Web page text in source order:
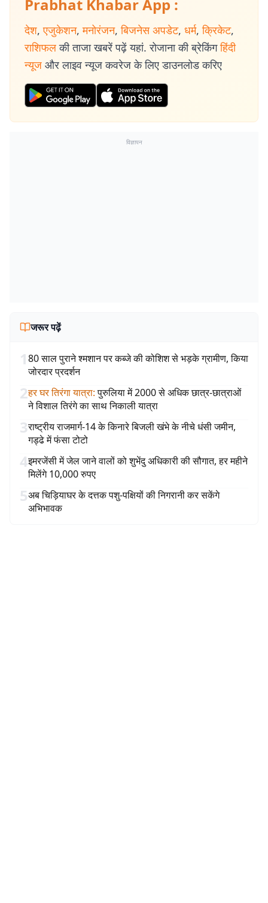
Prabhat Khabar App :
देश, एजुकेशन, मनोरंजन, बिजनेस अपडेट, धर्म, क्रिकेट,
राशिफल की ताजा खबरें पढ़ें यहां. रोजाना की ब्रेकिंग हिंदी
न्यूज और लाइव न्यूज कवरेज के लिए डाउनलोड करिए
विज्ञापन
जरूर पढ़ें
180 साल पुराने श्मशान पर कब्जे की कोशिश से भड़के ग्रामीण, किया
जोरदार प्रदर्शन
2हर घर तिरंगा यात्रा: पुरुलिया में 2000 से अधिक छात्र-छात्राओं
ने विशाल तिरंगे का साथ निकाली यात्रा
3राष्ट्रीय राजमार्ग-14 के किनारे बिजली खंभे के नीचे धंसी जमीन,
गड्ढे में फंसा टोटो
4इमरजेंसी में जेल जाने वालों को शुभेंदु अधिकारी की सौगात, हर महीने
मिलेंगे 10,000 रुपए
5अब चिड़ियाघर के दत्तक पशु-पक्षियों की निगरानी कर सकेंगे
अभिभावक